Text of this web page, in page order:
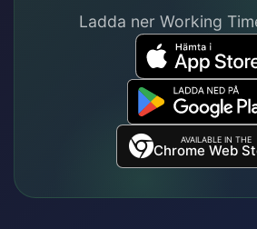
Ladda ner Working
AVAILABLE IN THE
Chrome Web